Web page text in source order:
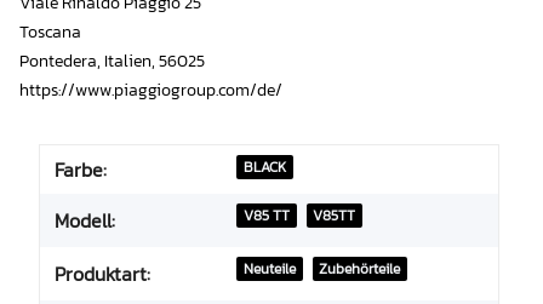
Toscana
Pontedera, Italien, 56025
https://www.piaggiogroup.com/de/
Farbe: BLACK
Modell: V85 TT V85TT
Produktart: Neuteile Zubehörteile